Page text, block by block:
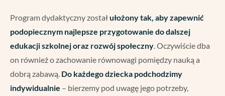
Program dydaktyczny zostałułożony tak, aby zapewnić
podopiecznym najlepsze przygotowanie do dalszej
edukacji szkolnej oraz rozwój społeczny. Oczywiście dba
on również o zachowanie równowagi pomiędzy nauką a
dobrą zabawą. Do każdego dziecka podchodzimy
indywidualnie – bierzemy pod uwagę jego potrzeby,